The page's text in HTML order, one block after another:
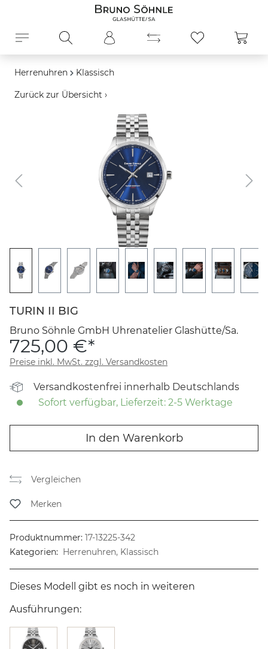
Herrenuhren Klassisch
Zurück zur Übersicht ›
Bildergalerie überspringen
TURIN II BIG
Bruno Söhnle GmbH Uhrenatelier Glashütte/Sa.
725,00 €*
Preise inkl. MwSt. zzgl. Versandkosten
Versandkostenfrei innerhalb Deutschlands
Sofort verfügbar, Lieferzeit: 2-5 Werktage
In den Warenkorb
Vergleichen
Merken
Produktnummer: 17-13225-342
Kategorien: Herrenuhren, Klassisch
Dieses Modell gibt es noch in weiteren
Ausführungen: